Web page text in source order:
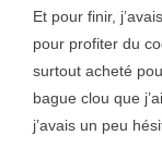
Et pour finir,
pour profiter du
surtout acheté
bague clou que
j’avais un peu